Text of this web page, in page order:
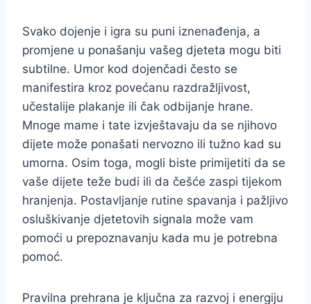
Svako dojenje i igra su puni iznenađenja, a
promjene u ponašanju vašeg djeteta mogu biti
subtilne. Umor kod dojenčadi često se
manifestira kroz povećanu razdražljivost,
učestalije plakanje ili čak odbijanje hrane.
Mnoge mame i tate izvještavaju da se njihovo
dijete može ponašati nervozno ili tužno kad su
umorna. Osim toga, mogli biste primijetiti da se
vaše dijete teže budi ili da češće zaspi tijekom
hranjenja. Postavljanje rutine spavanja i pažljivo
osluškivanje djetetovih signala može vam
pomoći u prepoznavanju kada mu je potrebna
pomoć.
Pravilna prehrana je ključna za razvoj i energiju